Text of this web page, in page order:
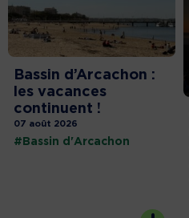
Bassin d’Arcachon :
les vacances
continuent !
07 août 2026
#Bassin d'Arcachon